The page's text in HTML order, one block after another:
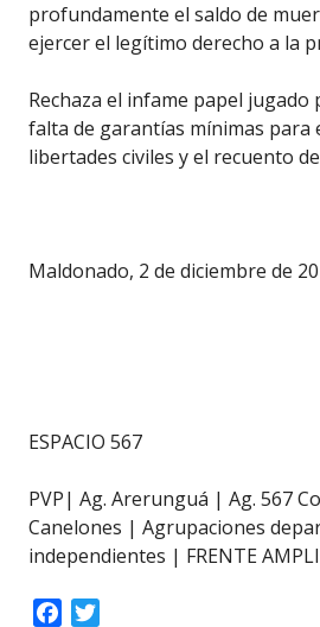
profundamente el saldo de
ejercer el legítimo derecho a la
Rechaza el infame papel jugado
falta de garantías mínimas para
libertades civiles y el recuento
Maldonado, 2 de diciembre de
ESPACIO 567
PVP| Ag. Arerunguá | Ag. 567
Canelones | Agrupaciones
independientes | FRENTE
Facebook